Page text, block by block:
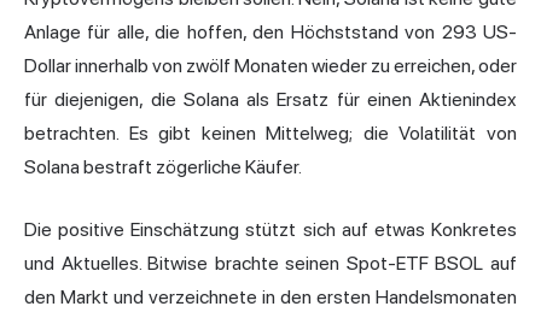
Anlage für alle, die hoffen, den Höchststand von 293 US-
Dollar innerhalb von zwölf Monaten wieder zu erreichen, oder
für diejenigen, die Solana als Ersatz für einen Aktienindex
betrachten. Es gibt keinen Mittelweg; die Volatilität von
Solana bestraft zögerliche Käufer.
Die positive Einschätzung stützt sich auf etwas Konkretes
und Aktuelles. Bitwise brachte seinen Spot-ETF BSOL auf
den Markt und verzeichnete in den ersten Handelsmonaten